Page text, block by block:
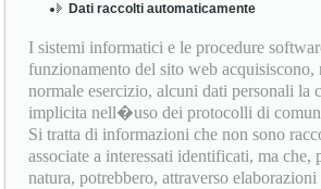
Dati raccolti automaticamente
I sistemi informatici e le procedure
funzionamento del sito web acquisiscono,
normale esercizio, alcuni dati personali la
implicita nell�uso dei protocolli di
Si tratta di informazioni che non sono
associate a interessati identificati, ma che,
natura, potrebbero, attraverso